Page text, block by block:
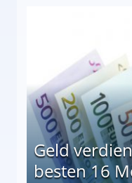
Geld
besten 16